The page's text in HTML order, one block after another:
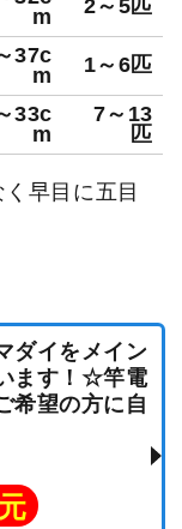
m
2～5匹
37c
m
1～6匹
33c
m
7～13
匹
早目に五目
ダイをメイン
ます！☆竿電
希望の方に自